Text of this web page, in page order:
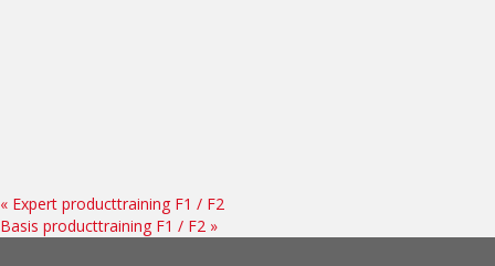
« Expert producttraining F1 / F2
Basis producttraining F1 / F2 »